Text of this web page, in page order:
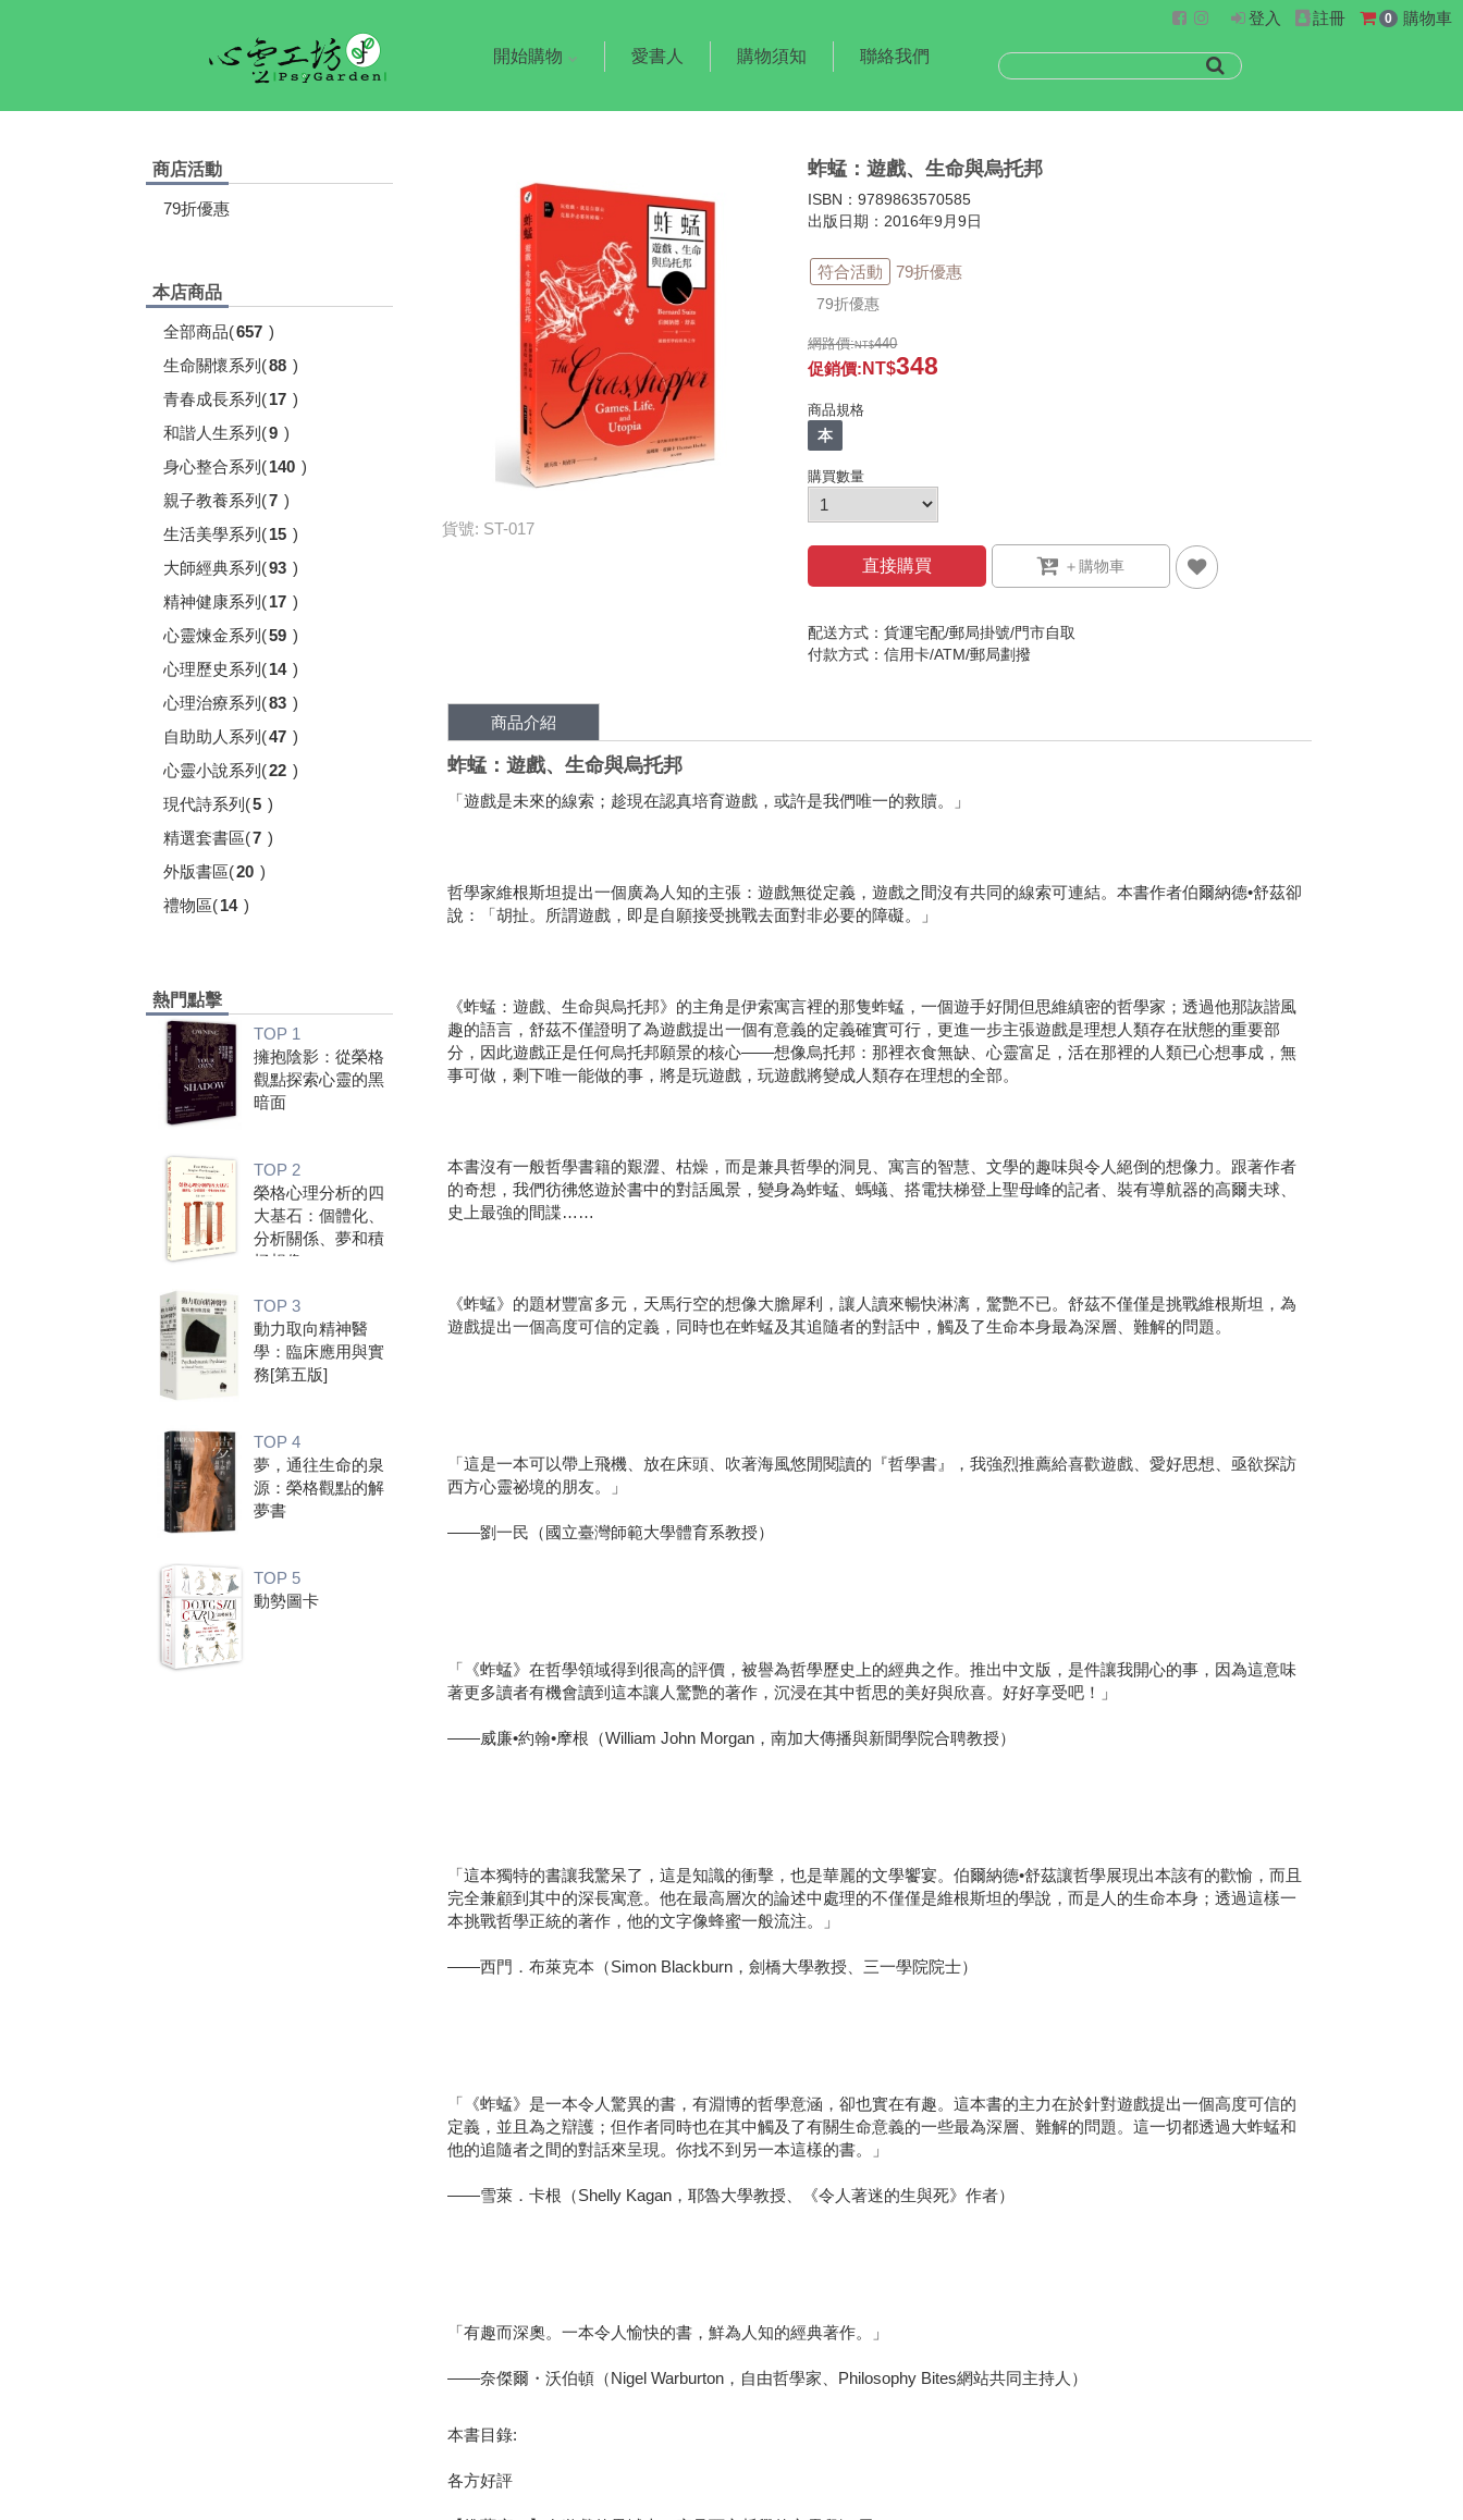
開始購物 愛書人 購物須知 聯絡我們
登入 註冊 0 購物車
商店活動
79折優惠
本店商品
全部商品(657 )
生命關懷系列 (88 )
青春成長系列 (17 )
和諧人生系列 (9 )
身心整合系列 (140 )
親子教養系列 (7 )
生活美學系列 (15 )
大師經典系列 (93 )
精神健康系列 (17 )
心靈煉金系列 (59 )
心理歷史系列 (14 )
心理治療系列 (83 )
自助助人系列 (47 )
心靈小說系列 (22 )
現代詩系列 (5 )
精選套書區(7 )
外版書區(20 )
禮物區(14 )
熱門點擊
TOP 1
擁抱陰影：從榮格
觀點探索心靈的黑
暗面
TOP 2
榮格心理分析的四
大基石：個體化、
分析關係、夢和積
極想像
TOP 3
動力取向精神醫
學：臨床應用與實
務[第五版]
TOP 4
夢，通往生命的泉
源：榮格觀點的解
夢書
TOP 5
動勢圖卡
貨號: ST-017
蚱蜢：遊戲、生命與烏托邦
ISBN：9789863570585
出版日期：2016年9月9日
符合活動 79折優惠
79折優惠
網路價: 440
促銷價: 348
商品規格
本
購買數量
直接購買
配送方式：貨運宅配/郵局掛號/門市自取
付款方式：信用卡/ATM/郵局劃撥
商品介紹
蚱蜢：遊戲、生命與烏托邦
「遊戲是未來的線索；趁現在認真培育遊戲，或許是我們唯一的救贖。」
哲學家維根斯坦提出一個廣為人知的主張：遊戲無從定義，遊戲之間沒有共同的線索可連結。本書作者伯爾納德•舒茲卻
說：「胡扯。所謂遊戲，即是自願接受挑戰去面對非必要的障礙。」
《蚱蜢：遊戲、生命與烏托邦》的主角是伊索寓言裡的那隻蚱蜢，一個遊手好閒但思維縝密的哲學家；透過他那詼諧風
趣的語言，舒茲不僅證明了為遊戲提出一個有意義的定義確實可行，更進一步主張遊戲是理想人類存在狀態的重要部
分，因此遊戲正是任何烏托邦願景的核心——想像烏托邦：那裡衣食無缺、心靈富足，活在那裡的人類已心想事成，無
事可做，剩下唯一能做的事，將是玩遊戲，玩遊戲將變成人類存在理想的全部。
本書沒有一般哲學書籍的艱澀、枯燥，而是兼具哲學的洞見、寓言的智慧、文學的趣味與令人絕倒的想像力。跟著作者
的奇想，我們彷彿悠遊於書中的對話風景，變身為蚱蜢、螞蟻、搭電扶梯登上聖母峰的記者、裝有導航器的高爾夫球、
史上最強的間諜……
《蚱蜢》的題材豐富多元，天馬行空的想像大膽犀利，讓人讀來暢快淋漓，驚艷不已。舒茲不僅僅是挑戰維根斯坦，為
遊戲提出一個高度可信的定義，同時也在蚱蜢及其追隨者的對話中，觸及了生命本身最為深層、難解的問題。
「這是一本可以帶上飛機、放在床頭、吹著海風悠閒閱讀的『哲學書』，我強烈推薦給喜歡遊戲、愛好思想、亟欲探訪
西方心靈祕境的朋友。」
――劉一民（國立臺灣師範大學體育系教授）
「《蚱蜢》在哲學領域得到很高的評價，被譽為哲學歷史上的經典之作。推出中文版，是件讓我開心的事，因為這意味
著更多讀者有機會讀到這本讓人驚艷的著作，沉浸在其中哲思的美好與欣喜。好好享受吧！」
――威廉•約翰•摩根（William John Morgan，南加大傳播與新聞學院合聘教授）
「這本獨特的書讓我驚呆了，這是知識的衝擊，也是華麗的文學饗宴。伯爾納德•舒茲讓哲學展現出本該有的歡愉，而且
完全兼顧到其中的深長寓意。他在最高層次的論述中處理的不僅僅是維根斯坦的學說，而是人的生命本身；透過這樣一
本挑戰哲學正統的著作，他的文字像蜂蜜一般流注。」
――西門．布萊克本（Simon Blackburn，劍橋大學教授、三一學院院士）
「《蚱蜢》是一本令人驚異的書，有淵博的哲學意涵，卻也實在有趣。這本書的主力在於針對遊戲提出一個高度可信的
定義，並且為之辯護；但作者同時也在其中觸及了有關生命意義的一些最為深層、難解的問題。這一切都透過大蚱蜢和
他的追隨者之間的對話來呈現。你找不到另一本這樣的書。」
――雪萊．卡根（Shelly Kagan，耶魯大學教授、《令人著迷的生與死》作者）
「有趣而深奧。一本令人愉快的書，鮮為人知的經典著作。」
――奈傑爾・沃伯頓（Nigel Warburton，自由哲學家、Philosophy Bites網站共同主持人）
本書目錄:
各方好評